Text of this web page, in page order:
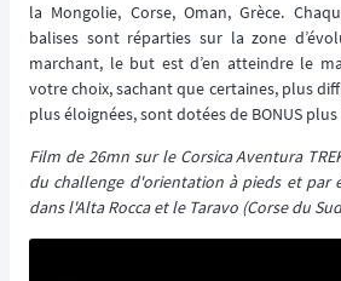
la Mongolie, Corse, Oman, Grèce.
balises sont réparties sur la zone
marchant, le but est d’en atteindre le
votre choix, sachant que certaines, plus
plus éloignées, sont dotées de BONUS
Film de 26mn sur le Corsica Aventura
du challenge d'orientation à pieds et par
dans l'Alta Rocca et le Taravo (Corse du